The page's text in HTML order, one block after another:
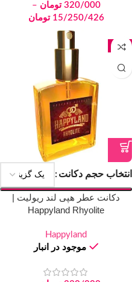
320/000 تومان –
15/250/426 تومان
جدید
انتخاب حجم دکانت
دکانت عطر هپی لند ریولیت |
Happyland Rhyolite
Happyland
موجود در انبار